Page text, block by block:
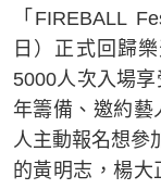
「FIREBALL
日）正式回歸
5000人次入場
年籌備、邀約藝
人主動報名想參
的黃明志，楊